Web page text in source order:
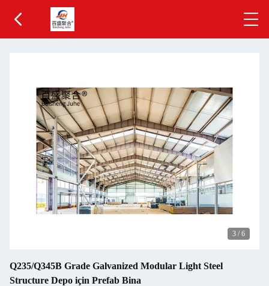
3 / 6
Q235/Q345B Grade Galvanized Modular Light Steel
Structure Depo için Prefab Bina